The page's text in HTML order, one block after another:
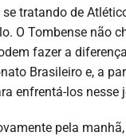
tratando de
O Tombense não
fazer a
Brasileiro e, a
enfrentá-los nesse
pela